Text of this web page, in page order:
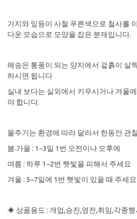
가지와 잎등이 사철 푸른색으로 철사를
다운 모습으로 모양을 잡은 분재입니다.
해송은 통풍이 되는 양지에서 겉흙이 살
하시면 됩니다
실내 보다는 실외에서 키우시거나 겨울
야 합니다.
물주기는 환경에 따라 달라서 한동안 관
봄.가을 : 1~3일 1번 오전이나 오후에
여름 : 하루 1~2번 햇빛을 피해서 주세요
겨울 : 5~7일에 1번 햇빛이 있을 때 주세요
◈ 상품용도 : 개업,승진,영전,취임,각종